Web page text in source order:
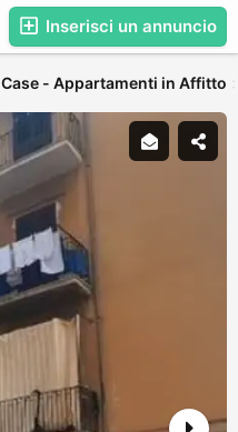
Inserisci un annuncio
Case - Appartamenti in Affitto